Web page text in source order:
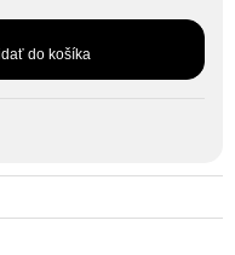
do košíka